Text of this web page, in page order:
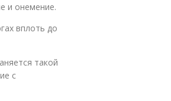
и онемение.
вплоть до
такой
с